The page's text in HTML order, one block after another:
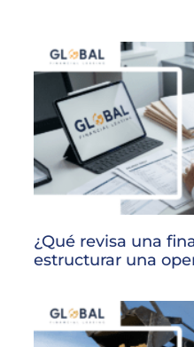
¿Qué revisa una
estructurar una